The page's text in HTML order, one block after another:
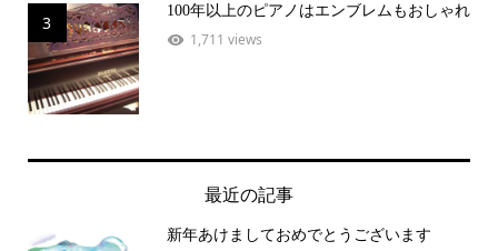
3
100年以上のピアノはエンブレムもおしゃれ
1,711 views
最近の記事
新年あけましておめでとうございます